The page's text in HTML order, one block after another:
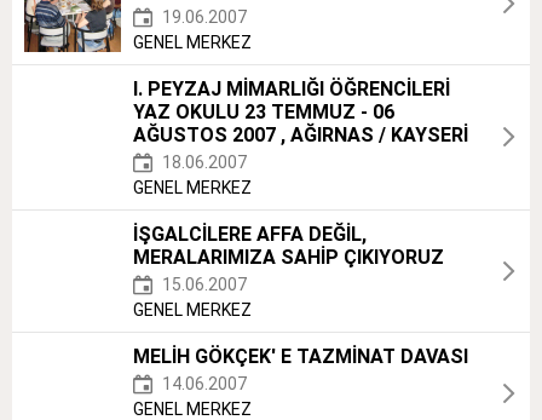
19.06.2007
GENEL MERKEZ
I. PEYZAJ MİMARLIĞI ÖĞRENCİLERİ
YAZ OKULU 23 TEMMUZ - 06
AĞUSTOS 2007 , AĞIRNAS / KAYSERİ
18.06.2007
GENEL MERKEZ
İŞGALCİLERE AFFA DEĞİL,
MERALARIMIZA SAHİP ÇIKIYORUZ
15.06.2007
GENEL MERKEZ
MELİH GÖKÇEK' E TAZMİNAT DAVASI
14.06.2007
GENEL MERKEZ